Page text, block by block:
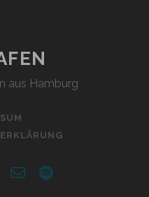
aus Hamburg
email-spotify